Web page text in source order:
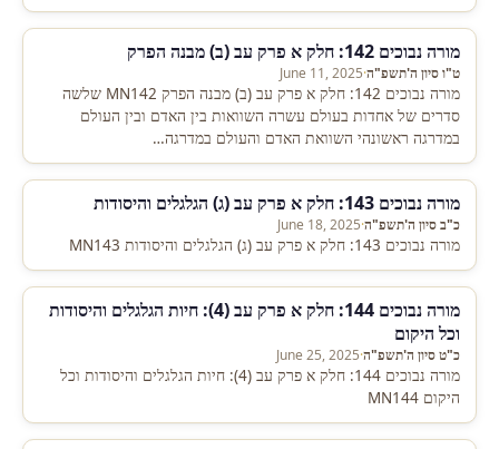
מורה נבוכים 142: חלק א פרק עב (ב) מבנה הפרק
ט"ו סיון ה'תשפ"ה·
June 11, 2025
מורה נבוכים 142: חלק א פרק עב (ב) מבנה הפרק MN142 שלשה
סדרים של אחדות בעולם עשרה השוואות בין האדם ובין העולם
במדרגה ראשונהי השוואת האדם והעולם במדרגה…
מורה נבוכים 143: חלק א פרק עב (ג) הגלגלים והיסודות
כ"ב סיון ה'תשפ"ה·
June 18, 2025
מורה נבוכים 143: חלק א פרק עב (ג) הגלגלים והיסודות MN143
מורה נבוכים 144: חלק א פרק עב (4): חיות הגלגלים והיסודות
וכל היקום
כ"ט סיון ה'תשפ"ה·
June 25, 2025
מורה נבוכים 144: חלק א פרק עב (4): חיות הגלגלים והיסודות וכל
היקום MN144